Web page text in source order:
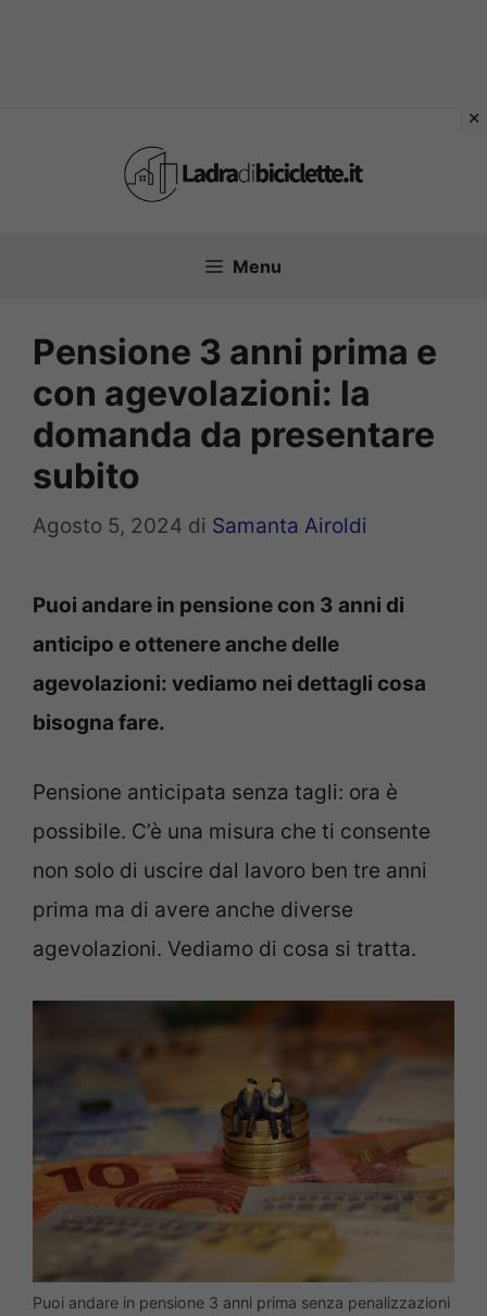
Menu
Pensione 3 anni prima e
con agevolazioni: la
domanda da presentare
subito
Agosto 5, 2024 di Samanta Airoldi
Puoi andare in pensione con 3 anni di
anticipo e ottenere anche delle
agevolazioni: vediamo nei dettagli cosa
bisogna fare.
Pensione anticipata senza tagli: ora è
possibile. C’è una misura che ti consente
non solo di uscire dal lavoro ben tre anni
prima ma di avere anche diverse
agevolazioni. Vediamo di cosa si tratta.
Puoi andare in pensione 3 anni prima senza penalizzazioni